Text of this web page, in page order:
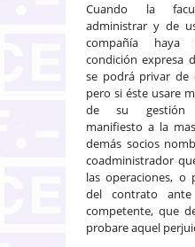
Cuando la
administrar y de
compañía haya
condición expresa
se podrá privar de
pero si éste usare
de su gestión
manifiesto a la
demás socios
coadministrador
las operaciones, o
del contrato
competente, que
probare aquel